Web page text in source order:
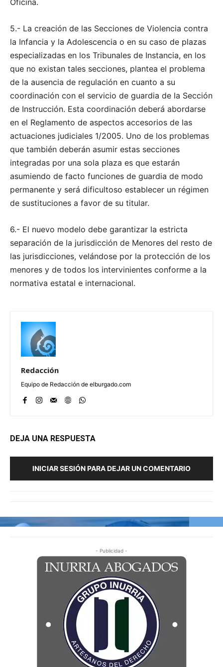
5.- La creación de las Secciones de Violencia contra
la Infancia y la Adolescencia o en su caso de plazas
especializadas en los Tribunales de Instancia, en los
que no existan tales secciones, plantea el problema
de la ausencia de regulación en cuanto a su
coordinación con el servicio de guardia de la Sección
de Instrucción. Esta coordinación deberá abordarse
en el Reglamento de aspectos accesorios de las
actuaciones judiciales 1/2005. Uno de los problemas
que también deberán asumir estas secciones
integradas por una sola plaza es que estarán
asumiendo de facto funciones de guardia de modo
permanente y será dificultoso establecer un régimen
de sustituciones a favor de su titular.
6.- El nuevo modelo debe garantizar la estricta
separación de la jurisdicción de Menores del resto de
las jurisdicciones, velándose por la protección de los
menores y de todos los intervinientes conforme a la
normativa estatal e internacional.
Redacción
Equipo de Redacción de elburgado.com
DEJA UNA RESPUESTA
INICIAR SESIÓN PARA DEJAR UN COMENTARIO
- Publicidad -